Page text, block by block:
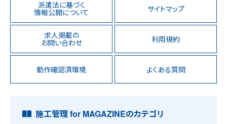
派遣法に基づく
情報公開について サイトマップ
求人掲載の
お問い合わせ 利用規約
動作確認済環境 よくある質問
施工管理 for MAGAZINEのカテゴリ